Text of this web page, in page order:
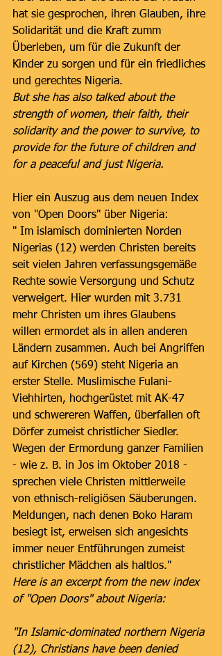
hat sie gesprochen, ihren Glauben, ihre
Solidarität und die Kraft zumm
Überleben, um für die Zukunft der
Kinder zu sorgen und für ein friedliches
und gerechtes Nigeria.
But she has also talked about the
strength of women, their faith, their
solidarity and the power to survive, to
provide for the future of children and
for a peaceful and just Nigeria.
Hier ein Auszug aus dem neuen Index
von "Open Doors" über Nigeria:
" Im islamisch dominierten Norden
Nigerias (12) werden Christen bereits
seit vielen Jahren verfassungsgemäße
Rechte sowie Versorgung und Schutz
verweigert. Hier wurden mit 3.731
mehr Christen um ihres Glaubens
willen ermordet als in allen anderen
Ländern zusammen. Auch bei Angriffen
auf Kirchen (569) steht Nigeria an
erster Stelle. Muslimische Fulani-
Viehhirten, hochgerüstet mit AK-47
und schwereren Waffen, überfallen oft
Dörfer zumeist christlicher Siedler.
Wegen der Ermordung ganzer Familien
- wie z. B. in Jos im Oktober 2018 -
sprechen viele Christen mittlerweile
von ethnisch-religiösen Säuberungen.
Meldungen, nach denen Boko Haram
besiegt ist, erweisen sich angesichts
immer neuer Entführungen zumeist
christlicher Mädchen als haltlos."
Here is an excerpt from the new index
of "Open Doors" about Nigeria:
"In Islamic-dominated northern Nigeria
(12), Christians have been denied